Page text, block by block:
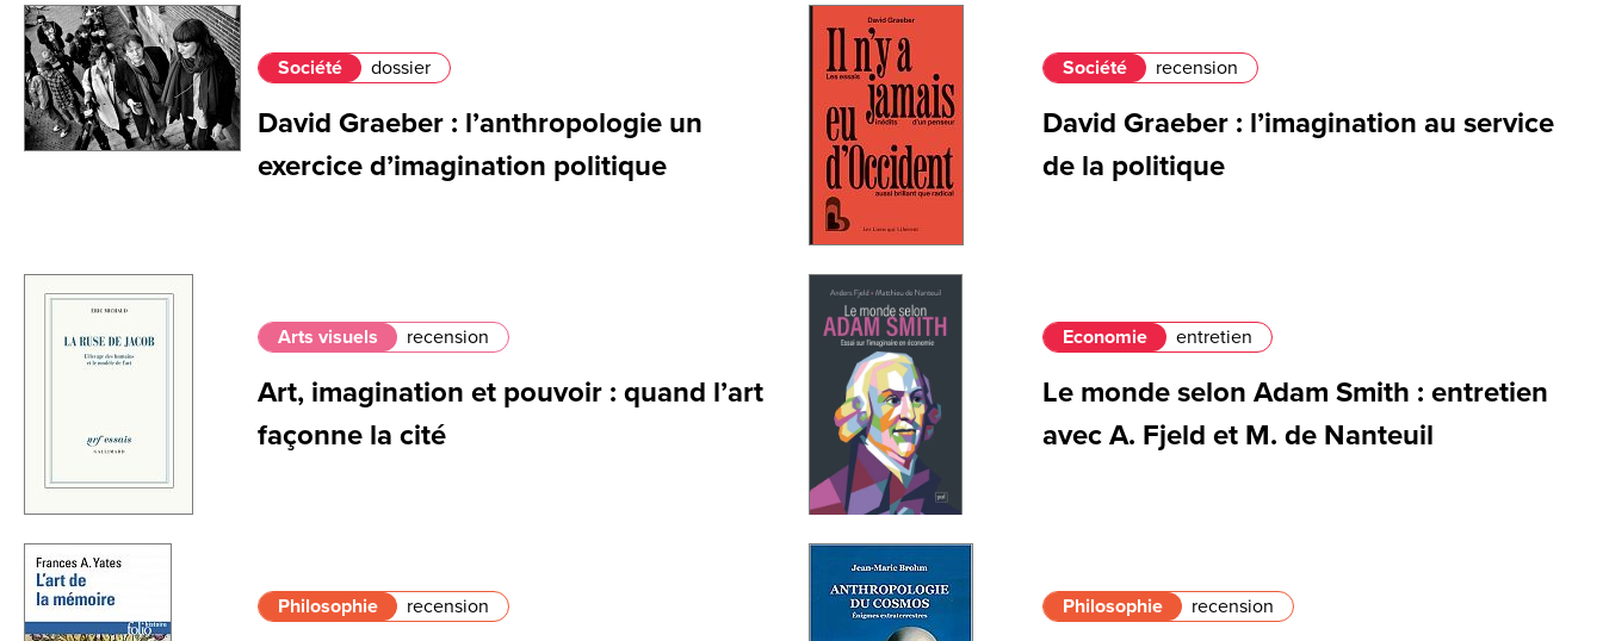
Société dossier
David Graeber : l’anthropologie un
exercice d’imagination politique
Société recension
David Graeber : l’imagination au service
de la politique
Arts visuels recension
Art, imagination et pouvoir : quand l’art
façonne la cité
Economie entretien
Le monde selon Adam Smith : entretien
avec A. Fjeld et M. de Nanteuil
Philosophie recension Philosophie recension